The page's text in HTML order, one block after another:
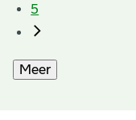
5
Meer